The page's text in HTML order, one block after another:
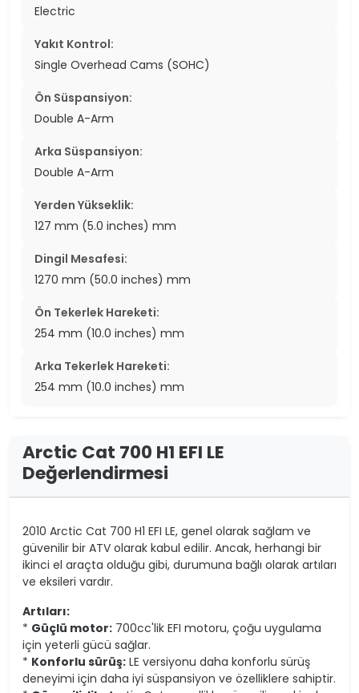
Electric
Yakıt Kontrol:
Single Overhead Cams (SOHC)
Ön Süspansiyon:
Double A-Arm
Arka Süspansiyon:
Double A-Arm
Yerden Yükseklik:
127 mm (5.0 inches) mm
Dingil Mesafesi:
1270 mm (50.0 inches) mm
Ön Tekerlek Hareketi:
254 mm (10.0 inches) mm
Arka Tekerlek Hareketi:
254 mm (10.0 inches) mm
Arctic Cat 700 H1 EFI LE
Değerlendirmesi
2010 Arctic Cat 700 H1 EFI LE, genel olarak sağlam ve
güvenilir bir ATV olarak kabul edilir. Ancak, herhangi bir
ikinci el araçta olduğu gibi, durumuna bağlı olarak artıları
ve eksileri vardır.
Artıları:
* Güçlü motor: 700cc'lik EFI motoru, çoğu uygulama
için yeterli gücü sağlar.
* Konforlu sürüş: LE versiyonu daha konforlu sürüş
deneyimi için daha iyi süspansiyon ve özelliklere sahiptir.